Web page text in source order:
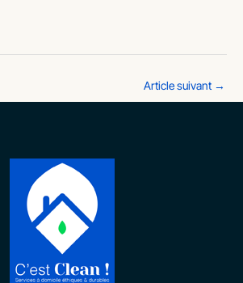
Article suivant →